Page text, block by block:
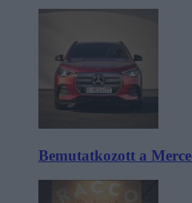
Bemutatkozott a